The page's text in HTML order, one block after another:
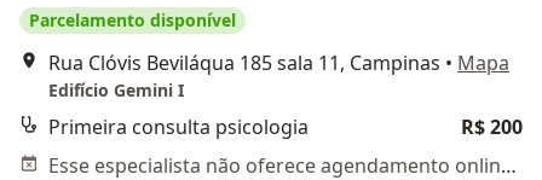
Parcelamento disponível
Rua Clóvis Beviláqua 185 sala 11, Campinas • Mapa
Edifício Gemini I
Primeira consulta psicologia
R$ 200
Esse especialista não oferece agendamento online para esse endereço.